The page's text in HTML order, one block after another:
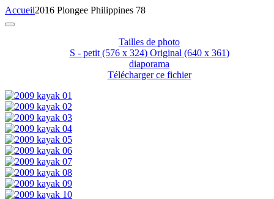
Accueil2016 Plongee Philippines 78
Tailles de photo
S - petit(576 x 324) Original (640 x 361)
diaporama
Télécharger ce fichier